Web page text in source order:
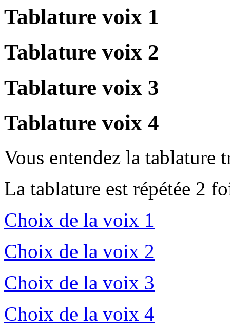
Tablature voix 1
Tablature voix 2
Tablature voix 3
Tablature voix 4
Vous entendez la tablature
La tablature est répétée 2
Choix de la voix 1
Choix de la voix 2
Choix de la voix 3
Choix de la voix 4